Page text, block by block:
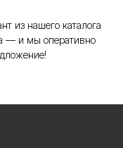
из нашего каталога
— и мы оперативно